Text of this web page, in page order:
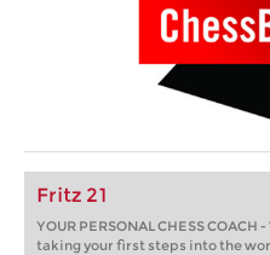
Fritz 21
YOUR PERSONAL CHESS COACH
taking your first steps into the